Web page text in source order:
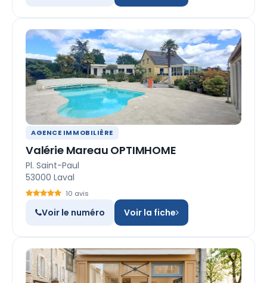
AGENCE IMMOBILIÈRE
Valérie Mareau OPTIMHOME
Pl. Saint-Paul
53000 Laval
10 avis
Voir le numéro Voir la fiche